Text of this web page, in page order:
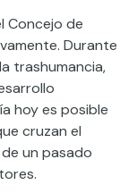
Concejo de
Durante
trashumancia,
hoy es posible
cruzan el
un pasado